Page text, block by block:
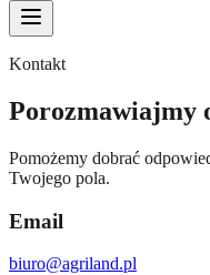
Kontakt
Porozmawiajmy
Pomożemy dobrać
Twojego pola.
Email
biuro@agriland.pl